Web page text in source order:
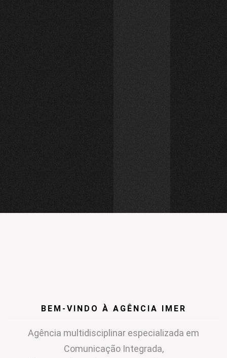
BEM-VINDO À AGÊNCIA IMER
Agência multidisciplinar especializada em
Comunicação Integrada,